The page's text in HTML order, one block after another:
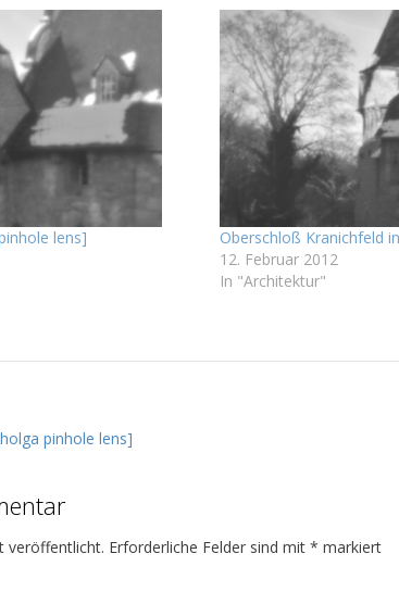
lens]
Oberschloß Kranichfeld
12. Februar 2012
In "Architektur"
pinhole lens]
veröffentlicht. Erforderliche Felder sind mit * markiert